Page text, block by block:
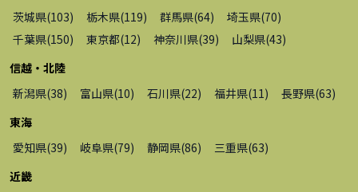
茨城県(103) 栃木県(119) 群馬県(64) 埼玉県(70)
千葉県(150) 東京都(12) 神奈川県(39) 山梨県(43)
信越・北陸
新潟県(38) 富山県(10) 石川県(22) 福井県(11 ) 長野県(63)
東海
愛知県(39) 岐阜県(79) 静岡県(86) 三重県(63)
近畿